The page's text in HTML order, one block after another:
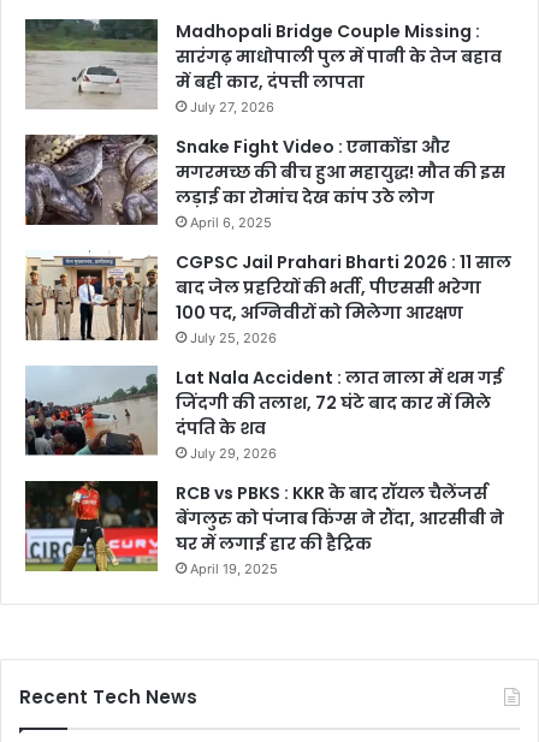
Madhopali Bridge Couple Missing :
सारंगढ़ माधोपाली पुल में पानी के तेज बहाव
में बही कार, दंपत्ती लापता
July 27, 2026
Snake Fight Video : एनाकोंडा और
मगरमच्छ की बीच हुआ महायुद्ध! मौत की इस
लड़ाई का रोमांच देख कांप उठे लोग
April 6, 2025
CGPSC Jail Prahari Bharti 2026 : 11 साल
बाद जेल प्रहरियों की भर्ती, पीएससी भरेगा
100 पद, अग्निवीरों को मिलेगा आरक्षण
July 25, 2026
Lat Nala Accident : लात नाला में थम गई
जिंदगी की तलाश, 72 घंटे बाद कार में मिले
दंपति के शव
July 29, 2026
RCB vs PBKS : KKR के बाद रॉयल चैलेंजर्स
बेंगलुरु को पंजाब किंग्स ने रौंदा, आरसीबी ने
घर में लगाई हार की हैट्रिक
April 19, 2025
Recent Tech News